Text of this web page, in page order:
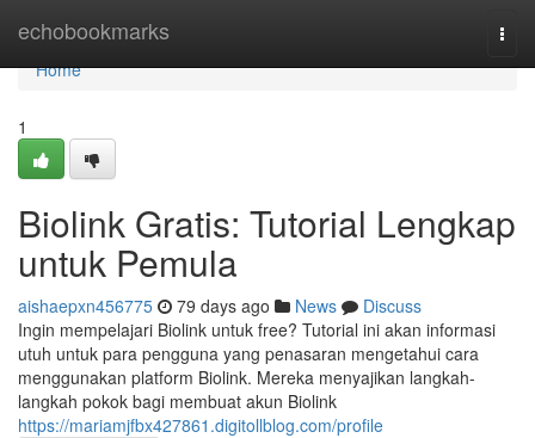
echobookmarks
Home
Home
1
Biolink Gratis: Tutorial Lengkap
untuk Pemula
aishaepxn456775 79 days ago News
Discuss
Ingin mempelajari Biolink untuk free? Tutorial ini akan informasi
utuh untuk para pengguna yang penasaran mengetahui cara
menggunakan platform Biolink. Mereka menyajikan langkah-
langkah pokok bagi membuat akun Biolink
https://mariamjfbx427861.digitollblog.com/profile